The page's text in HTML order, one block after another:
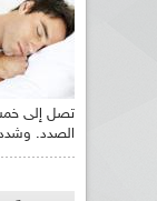
تصل إلى
الصدد.